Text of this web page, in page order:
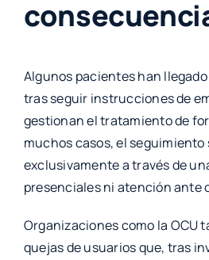
Algunos pacientes han
tras seguir instrucciones de
gestionan el tratamiento de
muchos casos, el seguimiento
exclusivamente a través de
presenciales ni atención ante
Organizaciones como la OCU
quejas de usuarios que, tras